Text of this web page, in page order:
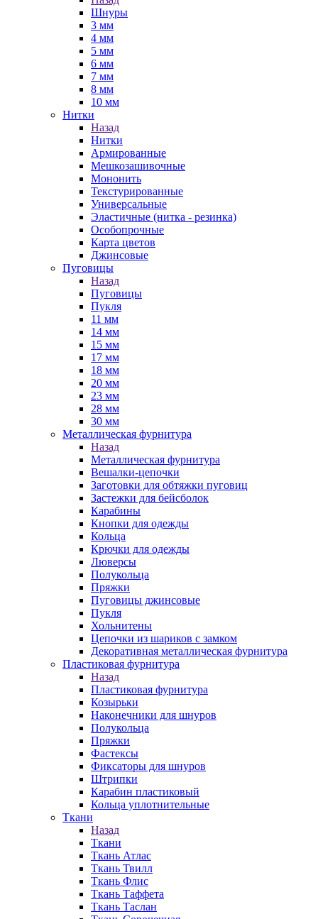
Шнуры
3 мм
4 мм
5 мм
6 мм
7 мм
8 мм
10 мм
Нитки
Назад
Нитки
Армированные
Мешкозашивочные
Мононить
Текстурированные
Универсальные
Эластичные (нитка - резинка)
Особопрочные
Карта цветов
Джинсовые
Пуговицы
Назад
Пуговицы
Пукля
11 мм
14 мм
15 мм
17 мм
18 мм
20 мм
23 мм
28 мм
30 мм
Металлическая фурнитура
Назад
Металлическая фурнитура
Вешалки-цепочки
Заготовки для обтяжки пуговиц
Застежки для бейсболок
Карабины
Кнопки для одежды
Кольца
Крючки для одежды
Люверсы
Полукольца
Пряжки
Пуговицы джинсовые
Пукля
Хольнитены
Цепочки из шариков с замком
Декоративная металлическая фурнитура
Пластиковая фурнитура
Назад
Пластиковая фурнитура
Козырьки
Наконечники для шнуров
Полукольца
Пряжки
Фастексы
Фиксаторы для шнуров
Штрипки
Карабин пластиковый
Кольца уплотнительные
Ткани
Назад
Ткани
Ткань Атлас
Ткань Твилл
Ткань Флис
Ткань Таффета
Ткань Таслан